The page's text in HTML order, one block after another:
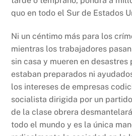
quo en todo el Sur de Estados
Ni un céntimo más para los
mientras los trabajadores
sin casa y mueren en desastres
estaban preparados ni
los intereses de empresas
socialista dirigida por un
de la clase obrera
todo el mundo y es la única